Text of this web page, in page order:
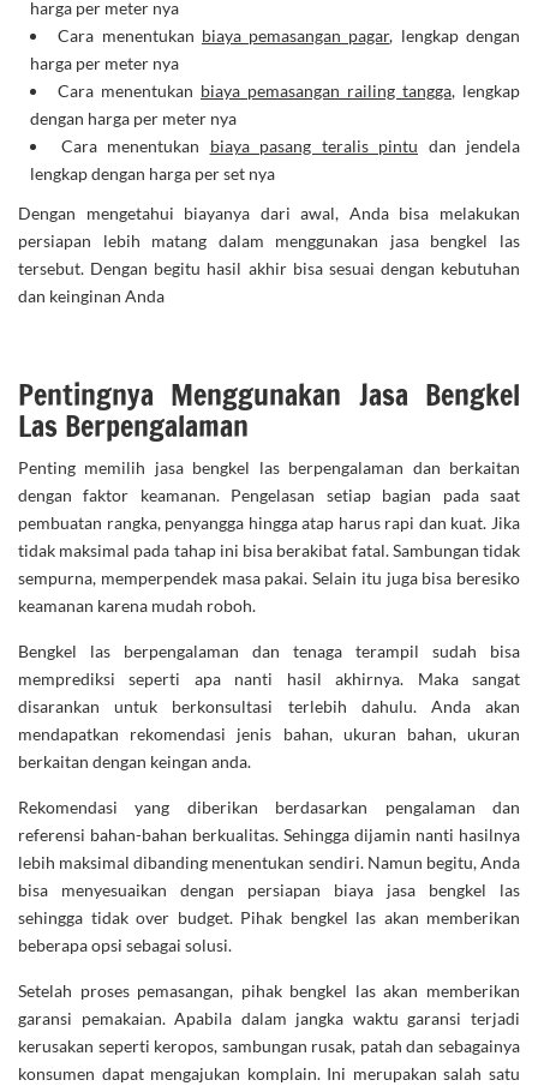
harga per meter nya
Cara menentukan biaya pemasangan pagar, lengkap dengan
harga per meter nya
Cara menentukan biaya pemasangan railing tangga, lengkap
dengan harga per meter nya
Cara menentukan biaya pasang teralis pintu dan jendela
lengkap dengan harga per set nya
Dengan mengetahui biayanya dari awal, Anda bisa melakukan
persiapan lebih matang dalam menggunakan jasa bengkel las
tersebut. Dengan begitu hasil akhir bisa sesuai dengan kebutuhan
dan keinginan Anda
Pentingnya Menggunakan Jasa Bengkel
Las Berpengalaman
Penting memilih jasa bengkel las berpengalaman dan berkaitan
dengan faktor keamanan. Pengelasan setiap bagian pada saat
pembuatan rangka, penyangga hingga atap harus rapi dan kuat. Jika
tidak maksimal pada tahap ini bisa berakibat fatal. Sambungan tidak
sempurna, memperpendek masa pakai. Selain itu juga bisa beresiko
keamanan karena mudah roboh.
Bengkel las berpengalaman dan tenaga terampil sudah bisa
memprediksi seperti apa nanti hasil akhirnya. Maka sangat
disarankan untuk berkonsultasi terlebih dahulu. Anda akan
mendapatkan rekomendasi jenis bahan, ukuran bahan, ukuran
berkaitan dengan keingan anda.
Rekomendasi yang diberikan berdasarkan pengalaman dan
referensi bahan-bahan berkualitas. Sehingga dijamin nanti hasilnya
lebih maksimal dibanding menentukan sendiri. Namun begitu, Anda
bisa menyesuaikan dengan persiapan biaya jasa bengkel las
sehingga tidak over budget. Pihak bengkel las akan memberikan
beberapa opsi sebagai solusi.
Setelah proses pemasangan, pihak bengkel las akan memberikan
garansi pemakaian. Apabila dalam jangka waktu garansi terjadi
kerusakan seperti keropos, sambungan rusak, patah dan sebagainya
konsumen dapat mengajukan komplain. Ini merupakan salah satu